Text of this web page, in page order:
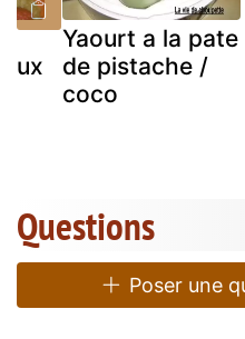
Yaourt a la pate
de pistache /
coco
Questions
Poser une